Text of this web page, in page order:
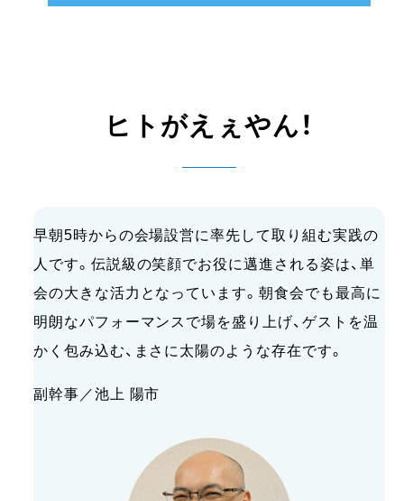
ヒトがえぇやん！
早朝5時からの会場設営に率先して取り組む実践の
人です。伝説級の笑顔でお役に邁進される姿は、単
会の大きな活力となっています。朝食会でも最高に
明朗なパフォーマンスで場を盛り上げ、ゲストを温
かく包み込む、まさに太陽のような存在です。
副幹事／池上 陽市